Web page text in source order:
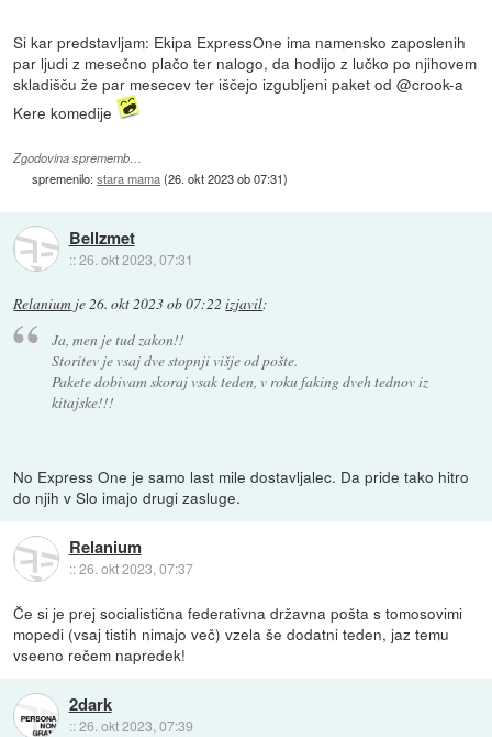
Si kar predstavljam: Ekipa ExpressOne ima namensko zaposlenih
par ljudi z mesečno plačo ter nalogo, da hodijo z lučko po njihovem
skladišču že par mesecev ter iščejo izgubljeni paket od @crook-a
Kere komedije
Zgodovina sprememb…
spremenilo:stara mama(26. okt 2023 ob 07:31)
Bellzmet
::26. okt 2023, 07:31
Relanium je 26. okt 2023 ob 07:22 izjavil:
Ja, men je tud zakon!!
Storitev je vsaj dve stopnji višje od pošte.
Pakete dobivam skoraj vsak teden, v roku faking dveh tednov iz
kitajske!!!
No Express One je samo last mile dostavljalec. Da pride tako hitro
do njih v Slo imajo drugi zasluge.
Relanium
::26. okt 2023, 07:37
Če si je prej socialistična federativna državna pošta s tomosovimi
mopedi (vsaj tistih nimajo več) vzela še dodatni teden, jaz temu
vseeno rečem napredek!
2dark
::26. okt 2023, 07:39